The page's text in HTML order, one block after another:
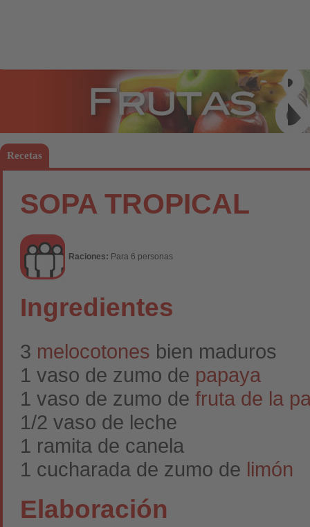
Recetas
SOPA TROPICAL
Raciones: Para 6 personas
Ingredientes
3 melocotones bien maduros
1 vaso de zumo de papaya
1 vaso de zumo de fruta de la
1/2 vaso de leche
1 ramita de canela
1 cucharada de zumo de limón
Elaboración